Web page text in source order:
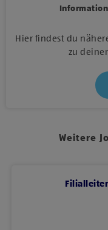
Hier findest du
zu
Weitere